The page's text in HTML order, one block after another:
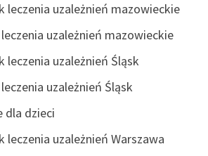
leczenia uzależnień mazowieckie
uzależnień mazowieckie
uzależnień Śląsk
uzależnień Śląsk
dla dzieci
uzależnień Warszawa